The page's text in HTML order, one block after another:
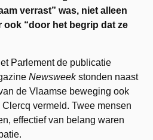
verrast” was, niet alleen
“door het begrip dat ze
Parlement de publicatie
Newsweekstonden naast
de Vlaamse beweging ook
vermeld. Twee mensen
effectief van belang waren